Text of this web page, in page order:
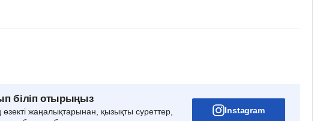
біліп отырыңыз
жаңалықтарынан, қызықты суреттер,
Instagram